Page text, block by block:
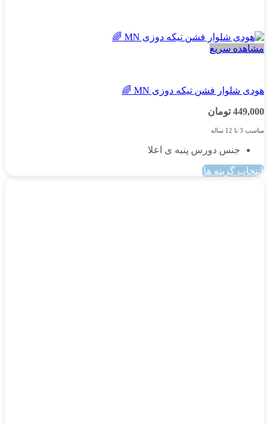
مشاهده سریع
هودی شلوار فشن تیکه دوزی MN 🌈
449,000 تومان
مناسب 3 تا 12 ساله
جنس دورس پنبه ی اعلا
انتخاب گزینه ها